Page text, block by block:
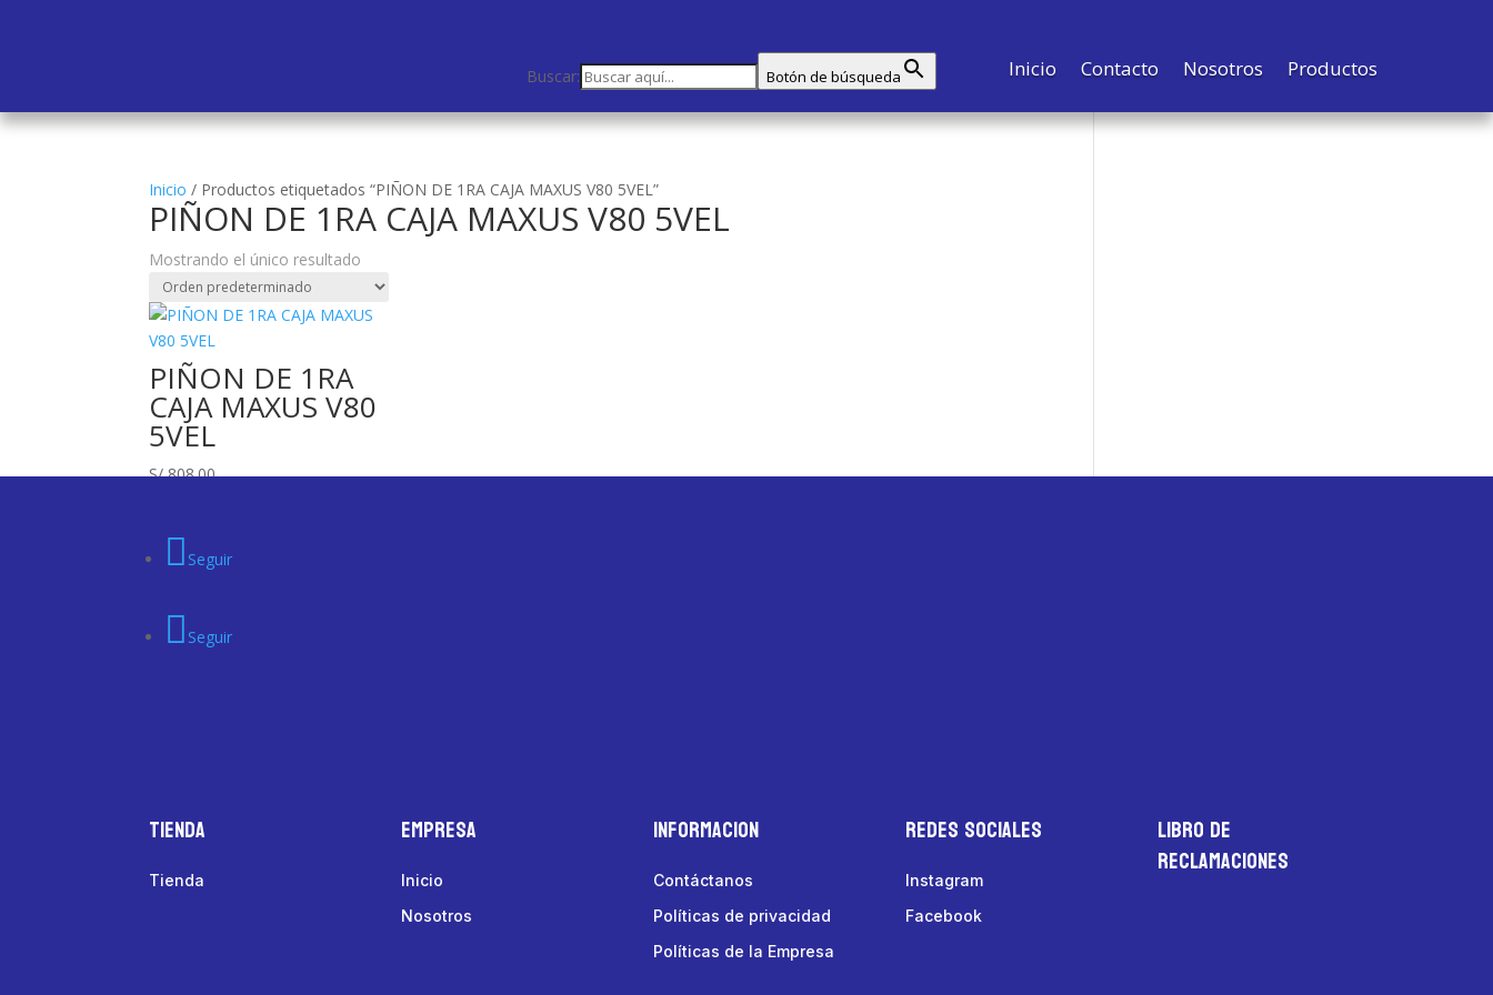
Buscar: Botón de búsqueda Inicio Contacto Nosotros Productos
Inicio / Productos etiquetados “PIÑON DE 1RA CAJA MAXUS V80 5VEL”
PIÑON DE 1RA CAJA MAXUS V80 5VEL
Mostrando el único resultado
PIÑON DE 1RA
CAJA MAXUS V80
5VEL
S/808.00
Seguir
Seguir
Tienda
Tienda
Empresa
Inicio
Nosotros
Informacion
Contáctanos
Políticas de privacidad
Políticas de la Empresa
Redes Sociales
Instagram
Facebook
LIBRO DE
RECLAMACIONES